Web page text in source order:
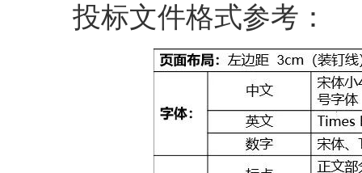
投标文件格式参考：